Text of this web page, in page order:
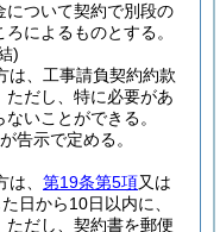
について契約で別段の
によるものとする。
)
は、工事請負契約約款
ただし、特に必要があ
いことができる。
告示で定める。
、 第19条第5項又は
日から10日以内に、
ただし、契約書を郵便